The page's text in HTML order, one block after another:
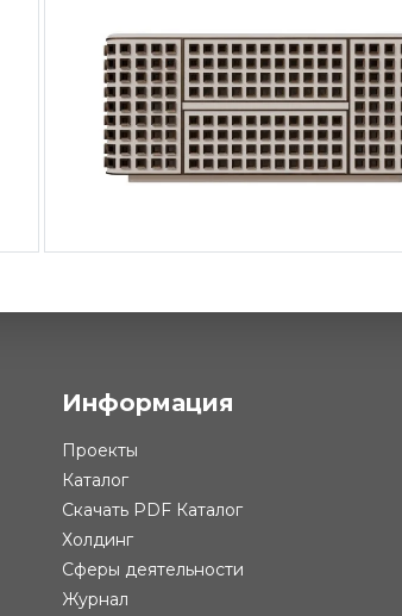
Информация
Проекты
Каталог
Скачать PDF Каталог
Холдинг
Сферы деятельности
Журнал